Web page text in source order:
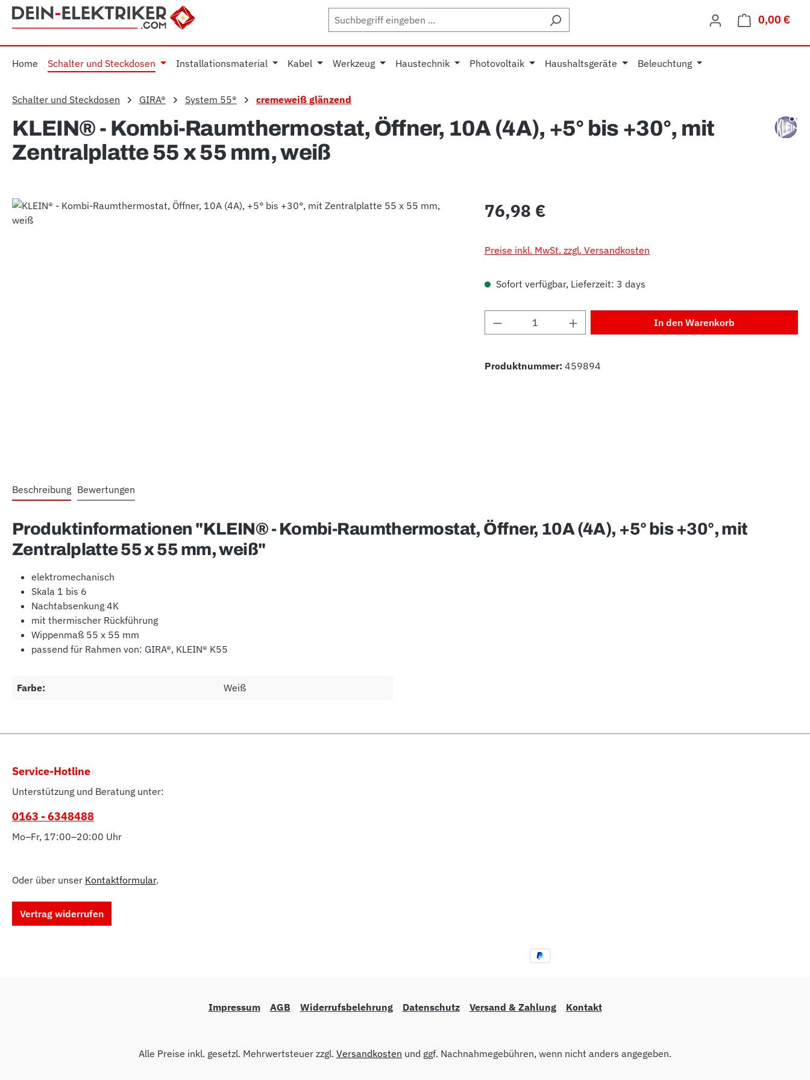
Hauptinhalt springen
Zur Suche springen
Zur Hauptnavigation springen 0,00 €
Home Schalter und Steckdosen Installationsmaterial Kabel Werkzeug Haustechnik Photovoltaik Haushaltsgeräte Beleuchtung
Schalter und Steckdosen GIRA® System 55® cremeweiß glänzend
KLEIN® - Kombi-Raumthermostat, Öffner, 10A (4A), +5° bis +30°, mit
Zentralplatte 55 x 55 mm, weiß
Bildergalerie überspringen Regulärer Preis:
76,98 €
Preise inkl. MwSt. zzgl. Versandkosten
Sofort verfügbar, Lieferzeit: 3 days
Produkt Anzahl: Gib den gewünschten Wert ein
In den Warenkorb
Produktnummer: 459894
Beschreibung Bewertungen
Produktinformationen "KLEIN® - Kombi-Raumthermostat, Öffner, 10A (4A), +5° bis +30°, mit
Zentralplatte 55 x 55 mm, weiß"
elektromechanisch
Skala 1 bis 6
Nachtabsenkung 4K
mit thermischer Rückführung
Wippenmaß 55 x 55 mm
passend für Rahmen von: GIRA®, KLEIN® K55
Farbe: Weiß
Service-Hotline
Unterstützung und Beratung unter:
0163 - 6348488
Mo–Fr, 17:00–20:00 Uhr
Oder über unser Kontaktformular.
Vertrag widerrufen
Impressum AGB Widerrufsbelehrung Datenschutz Versand & Zahlung Kontakt
Alle Preise inkl. gesetzl. Mehrwertsteuer zzgl. Versandkosten und ggf. Nachnahmegebühren, wenn nicht anders angegeben.